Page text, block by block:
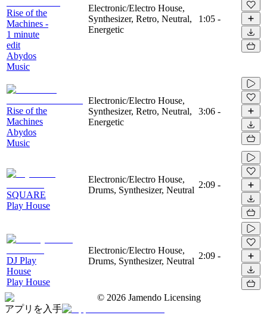
Rise of the
Machines -
1 minute
edit
Abydos
Music
Electronic/Electro House,
Synthesizer, Retro, Neutral,
Energetic
1:05 -
Rise of the
Machines
Abydos
Music
Electronic/Electro House,
Synthesizer, Retro, Neutral,
Energetic
3:06 -
SQUARE
Play House
Electronic/Electro House,
Drums, Synthesizer, Neutral
2:09 -
DJ Play
House
Play House
Electronic/Electro House,
Drums, Synthesizer, Neutral
2:09 -
© 2026 Jamendo Licensing
アプリを入手